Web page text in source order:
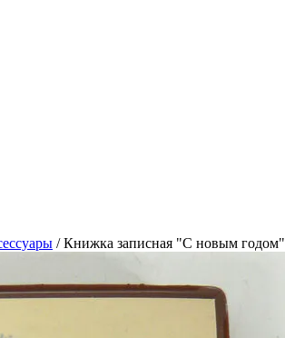
/ Книжка записная "С новым годом"